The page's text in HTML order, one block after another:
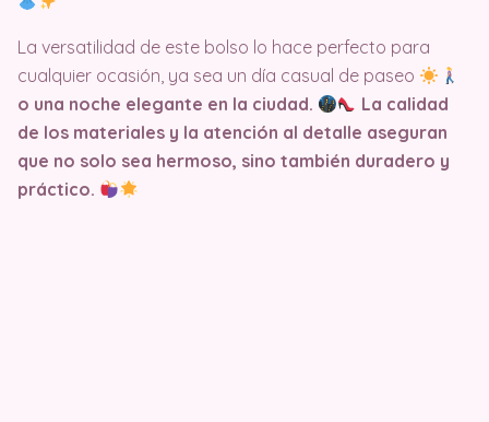
La versatilidad de este bolso lo hace perfecto para
cualquier ocasión, ya sea un día casual de paseo
o una noche elegante en la ciudad.
La calidad
de los materiales y la atención al detalle aseguran
que no solo sea hermoso, sino también duradero y
práctico.